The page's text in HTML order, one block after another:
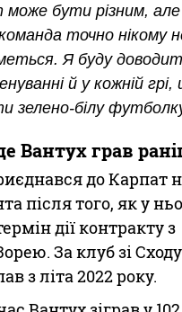
бути різним, але
команда точно нікому
Я буду
й у кожній
зелено-білу
Вантух грав
до Карпат
після того, як у
дії контракту з
За клуб зі
з літа 2022 року.